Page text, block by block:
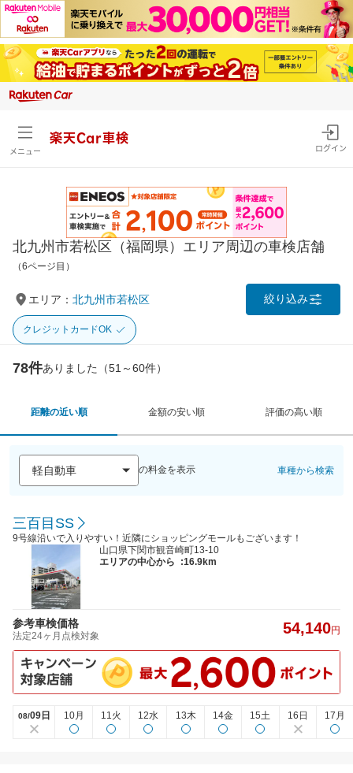
メニュー
楽天Car車検
ログイン
北九州市若松区（福岡県）エリア周辺の車検店舗
（6ページ目）
エリア： 北九州市若松区 絞り込み
クレジットカードOK
78件ありました（51～60件）
距離の近い順 金額の安い順 評価の高い順
の料金を表示 車種から検索
三百目SS
9号線沿いで入りやすい！近隣にショッピングモールもございます！
山口県下関市観音崎町13-10
エリアの中心から
:16.9km
参考車検価格
法定24ヶ月点検対象 54,140円
08/09日 10月 11火 12水 13木 14金 15土 16日 17月